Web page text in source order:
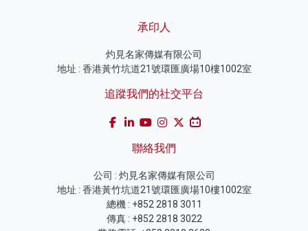
承印人
灼見名家傳媒有限公司
地址 : 香港黃竹坑道21號環匯廣場10樓1002室
追蹤我們的社交平台
聯絡我們
公司 : 灼見名家傳媒有限公司
地址 : 香港黃竹坑道21號環匯廣場10樓1002室
總機 : +852 2818 3011
傳真 : +852 2818 3022